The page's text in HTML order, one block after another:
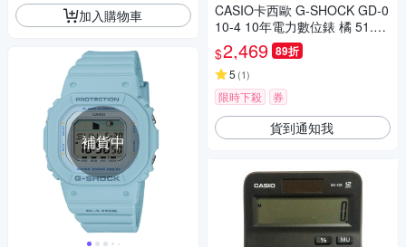
加入購物車
補貨中
CASIO卡西歐 G-SHOCK GD-0
10-4 10年電力數位錶 橘 51.9
mm
$2,469 89折
5 (1)
限時下殺 券
貨到通知我